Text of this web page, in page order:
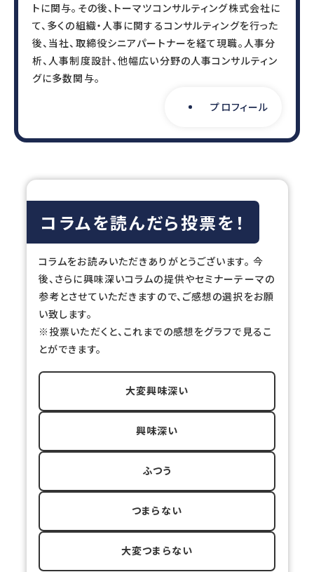
トに関与。その後、トーマツコンサルティング株式会社に
て、多くの組織・人事に関するコンサルティングを行った
後、当社、取締役シニアパートナーを経て現職。人事分
析、人事制度設計、他幅広い分野の人事コンサルティン
グに多数関与。
プロフィール
コラムを読んだら投票を！
コラムをお読みいただきありがとうございます。 今
後、さらに興味深いコラムの提供やセミナーテーマの
参考とさせていただきますので、ご感想の選択をお願
い致します。
※投票いただくと、これまでの感想をグラフで見るこ
とができます。
大変興味深い
興味深い
ふつう
つまらない
大変つまらない